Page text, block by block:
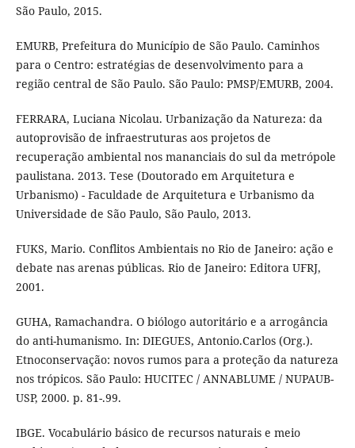
São Paulo, 2015.
EMURB, Prefeitura do Município de São Paulo. Caminhos
para o Centro: estratégias de desenvolvimento para a
região central de São Paulo. São Paulo: PMSP/EMURB, 2004.
FERRARA, Luciana Nicolau. Urbanização da Natureza: da
autoprovisão de infraestruturas aos projetos de
recuperação ambiental nos mananciais do sul da metrópole
paulistana. 2013. Tese (Doutorado em Arquitetura e
Urbanismo) - Faculdade de Arquitetura e Urbanismo da
Universidade de São Paulo, São Paulo, 2013.
FUKS, Mario. Conflitos Ambientais no Rio de Janeiro: ação e
debate nas arenas públicas. Rio de Janeiro: Editora UFRJ,
2001.
GUHA, Ramachandra. O biólogo autoritário e a arrogância
do anti-humanismo. In: DIEGUES, Antonio.Carlos (Org.).
Etnoconservação: novos rumos para a proteção da natureza
nos trópicos. São Paulo: HUCITEC / ANNABLUME / NUPAUB-
USP, 2000. p. 81-.99.
IBGE. Vocabulário básico de recursos naturais e meio